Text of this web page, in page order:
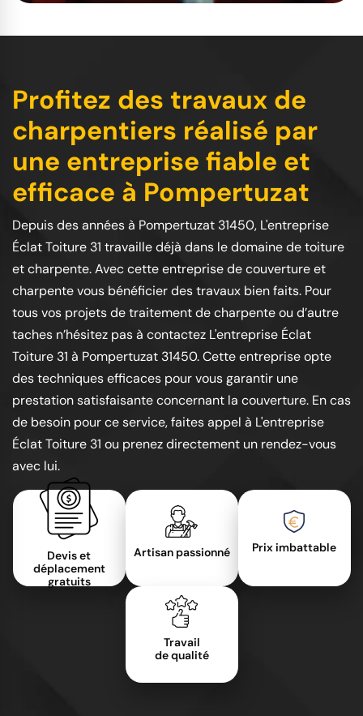
Profitez des travaux de
charpentiers réalisé par
une entreprise fiable et
efficace à Pompertuzat
Depuis des années à Pompertuzat 31450, L'entreprise
Éclat Toiture 31 travaille déjà dans le domaine de toiture
et charpente. Avec cette entreprise de couverture et
charpente vous bénéficier des travaux bien faits. Pour
tous vos projets de traitement de charpente ou d’autre
taches n’hésitez pas à contactez L'entreprise Éclat
Toiture 31 à Pompertuzat 31450. Cette entreprise opte
des techniques efficaces pour vous garantir une
prestation satisfaisante concernant la couverture. En cas
de besoin pour ce service, faites appel à L'entreprise
Éclat Toiture 31 ou prenez directement un rendez-vous
avec lui.
Devis et
déplacement
gratuits
Artisan passionné Prix imbattable
Travail
de qualité